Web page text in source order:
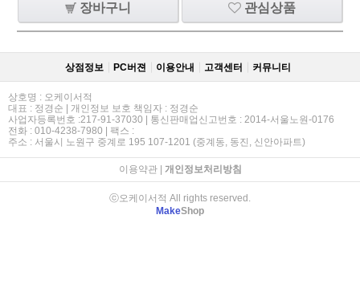
장바구니 관심상품
상점정보 PC버젼 이용안내 고객센터 커뮤니티
상호명 : 오케이서적
대표 : 정경순 | 개인정보 보호 책임자 : 정경순
사업자등록번호 :217-91-37030 | 통신판매업신고번호 : 2014-서울노원-0176
전화 : 010-4238-7980 | 팩스 :
주소 : 서울시 노원구 중계로 195 107-1201 (중계동, 동진, 신안아파트)
이용약관| 개인정보처리방침
ⓒ오케이서적 All rights reserved.
MakeShop